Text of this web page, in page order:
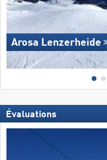
Arosa Lenzerheide
Évaluations